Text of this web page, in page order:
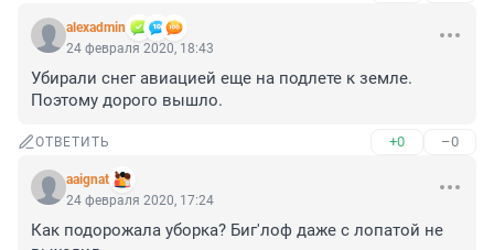
alexadmin
24 февраля 2020, 18:43
Убирали снег авиацией еще на подлете к земле.
Поэтому дорого вышло.
ОТВЕТИТЬ +0 –0
aaignat
24 февраля 2020, 17:24
Как подорожала уборка? Биг'лоф даже с лопатой не